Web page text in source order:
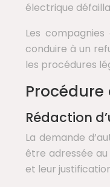
électrique
Les
conduire à un
les procédures
Rédaction
La demande
être adressée
et leur